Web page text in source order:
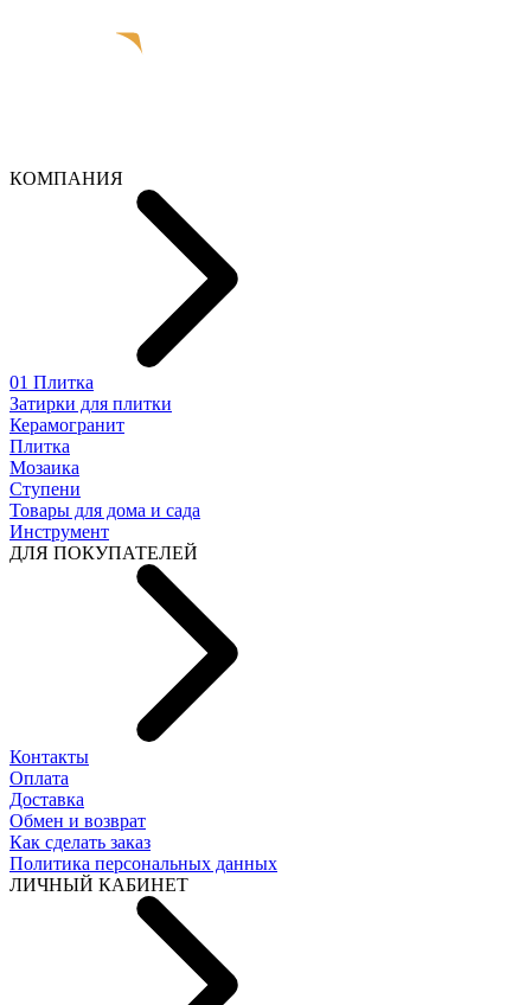
КОМПАНИЯ
01 Плитка
Затирки для плитки
Керамогранит
Плитка
Мозаика
Ступени
Товары для дома и сада
Инструмент
ДЛЯ ПОКУПАТЕЛЕЙ
Контакты
Оплата
Доставка
Обмен и возврат
Как сделать заказ
Политика персональных данных
ЛИЧНЫЙ КАБИНЕТ